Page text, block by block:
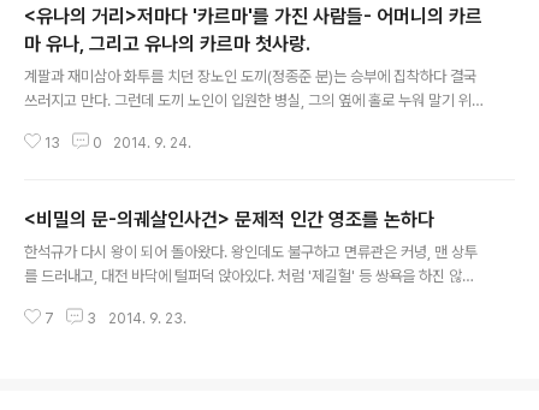
<유나의 거리>저마다 '카르마'를 가진 사람들- 어머니의 카르
마 유나, 그리고 유나의 카르마 첫사랑.
계팔과 재미삼아 화투를 치던 장노인 도끼(정종준 분)는 승부에 집착하다 결국
쓰러지고 만다. 그런데 도끼 노인이 입원한 병실, 그의 옆에 홀로 누워 말기 위암
조폭이다. 한때 서로 구역을 차지하기 위해 주먹다짐을 벌이던 그들은 이제 서
패고 자신의 돈을 빼앗은 독사의 기억에 이를 갈며 병실을 찾는다. 하지만, 그렇
게 잊을 수 없었던 독사는, 그 누구하나 들여다 보는 자 없이 홀로 고통에 몸부림
치며 죽어가는 한낱 불쌍한 노인일 뿐이다. 자신이 누군지 알겠냐는 밴댕이의
13 0 2014. 9. 24.
<비밀의 문-의궤살인사건> 문제적 인간 영조를 논하다
한석규가 다시 왕이 되어 돌아왔다. 왕인데도 불구하고 면류관은 커녕, 맨 상투
를 드러내고, 대전 바닥에 털퍼덕 앉아있다. 처럼 '제길헐' 등 쌍욕을 하진 않지
이 아니라, 영조란다. 한석규에 의해 구현된 영조는, 여전히 세종처럼 신하들과
7 3 2014. 9. 23.